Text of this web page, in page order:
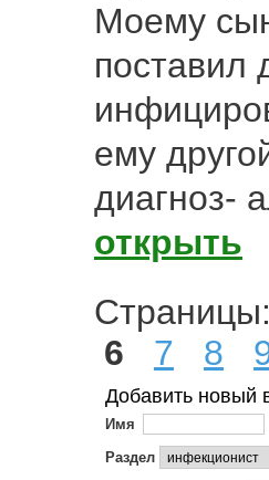
Моему
поставил
ему
диагноз-
открыть
6
7 8
Добавить новый
Имя
Раздел